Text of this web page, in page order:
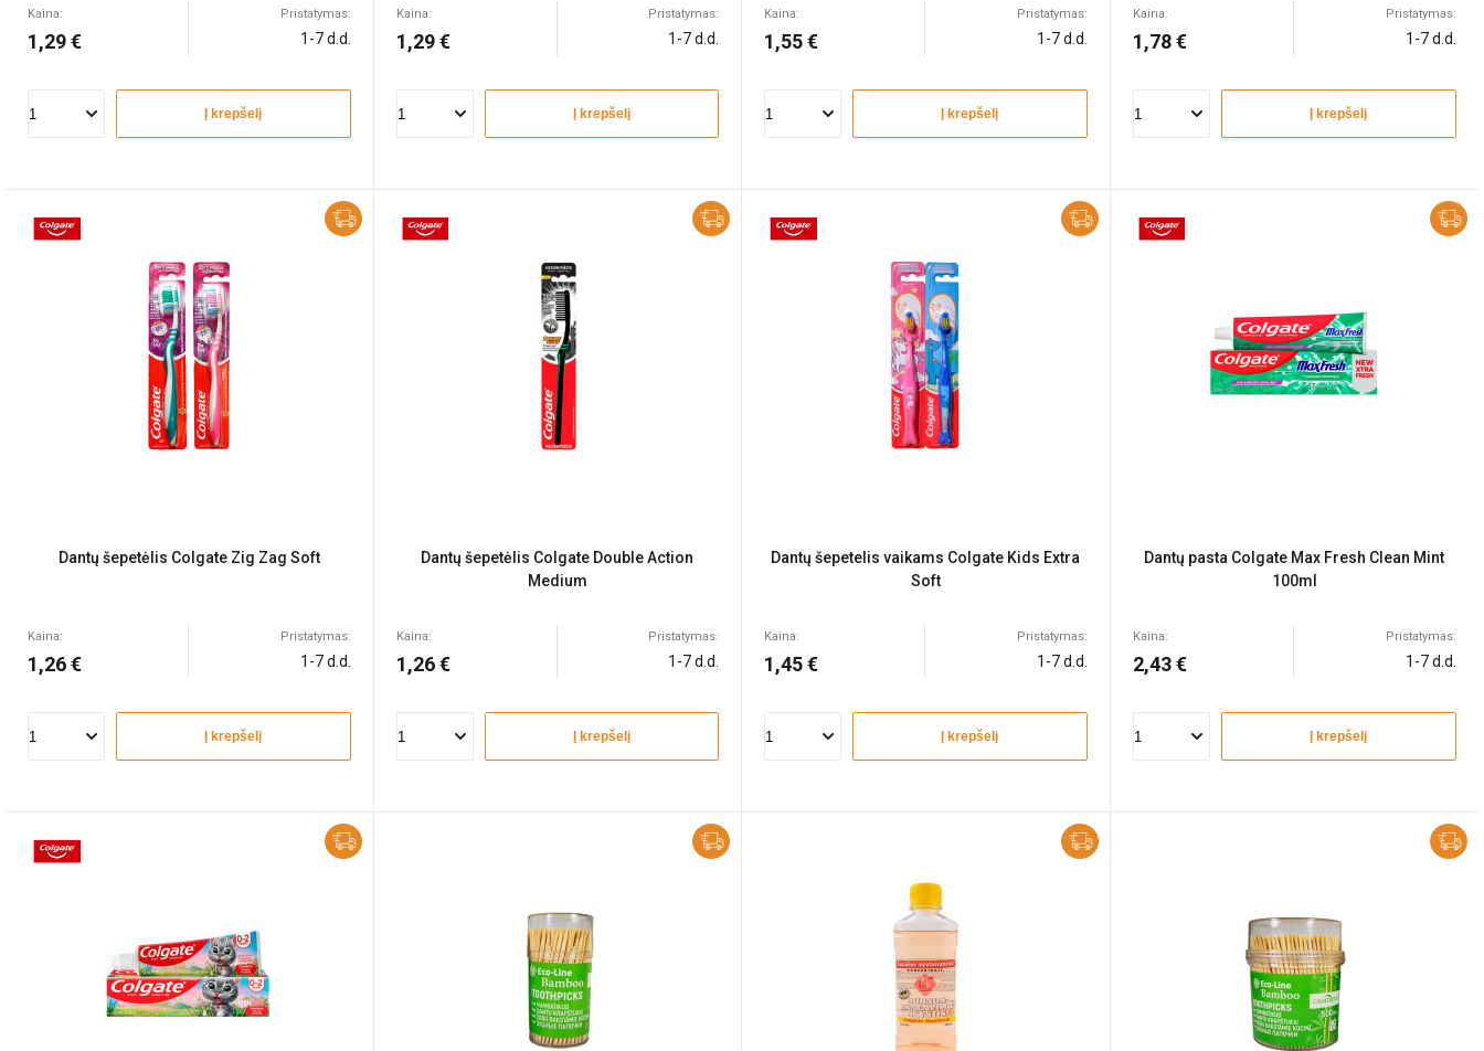
Kaina:
1,29 €
Pristatymas:
1-7 d.d.
Į krepšelį
Kaina:
1,29 €
Pristatymas:
1-7 d.d.
Į krepšelį
Kaina:
1,55 €
Pristatymas:
1-7 d.d.
Į krepšelį
Kaina:
1,78 €
Pristatymas:
1-7 d.d.
Į krepšelį
Dantų šepetėlis Colgate Zig Zag Soft
Kaina:
1,26 €
Pristatymas:
1-7 d.d.
Į krepšelį
Dantų šepetėlis Colgate Double Action
Medium
Kaina:
1,26 €
Pristatymas:
1-7 d.d.
Į krepšelį
Dantų šepetelis vaikams Colgate Kids Extra
Soft
Kaina:
1,45 €
Pristatymas:
1-7 d.d.
Į krepšelį
Dantų pasta Colgate Max Fresh Clean Mint
100ml
Kaina:
2,43 €
Pristatymas:
1-7 d.d.
Į krepšelį